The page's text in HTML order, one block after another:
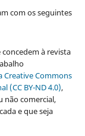
com os seguintes
à revista
Creative Commons
(CC BY-ND 4.0),
não comercial,
e que seja